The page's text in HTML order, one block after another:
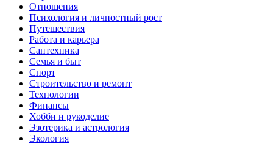
Отношения
Психология и личностный рост
Путешествия
Работа и карьера
Сантехника
Семья и быт
Спорт
Строительство и ремонт
Технологии
Финансы
Хобби и рукоделие
Эзотерика и астрология
Экология